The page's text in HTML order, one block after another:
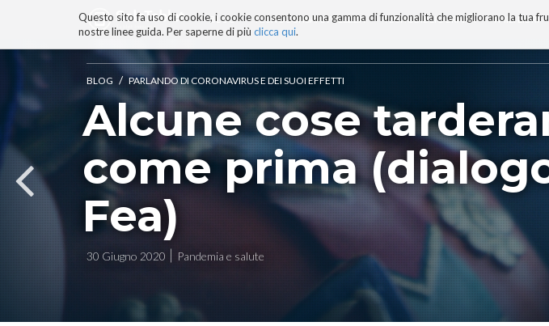
Questo sito fa uso di cookie, i cookie consentono una gamma di funzionalità che migliorano la tua
nostre linee guida. Per saperne di più clicca qui.
BLOG TECNOCONSAPEVOLEZZA TECNOBIBLIOGRAFIA I MIEI LIBRI
ai
contenuti.
Salta
alla
navigazione
BLOG / PARLANDO DI CORONAVIRUS E DEI SUOI EFFETTI
Alcune cose
come prima
Fea)
30 Giugno 2020 Pandemia e salute